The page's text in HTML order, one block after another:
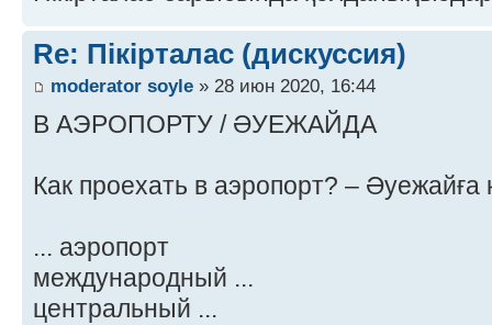
Re: Пікірталас (дискуссия)
moderator soyle » 28 июн 2020, 16:44
В АЭРОПОРТУ / ӘУЕЖАЙДА
Как проехать в аэропорт? –
... аэропорт
международный ...
центральный ...